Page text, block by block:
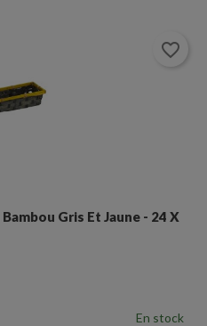
Gris Et Jaune - 24 X
En stock
favorite_border